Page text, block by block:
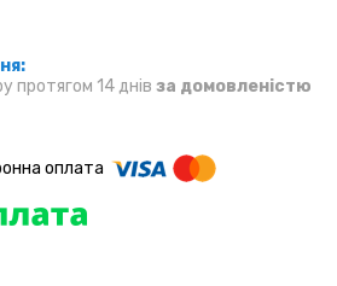
протягом 14 днів за домовленістю